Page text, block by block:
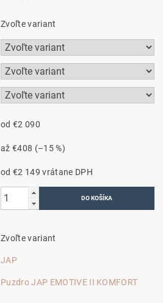
Zvoľte variant
od €2 090
až€408 (–15 %)
od €2 149vrátane DPH
Zvoľte variant
JAP
Puzdro JAP EMOTIVE II KOMFORT